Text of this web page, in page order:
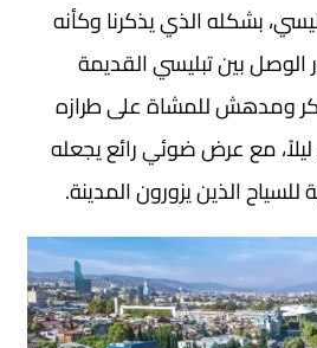
بشكله الذي يذكرنا وكأنه
الوصل بين تبليسي القديمة
ومدهش للمشاة على طرازه
ليلاً، مع عرض ضوئي رائع يجعله
الذين يزورون المدينة.